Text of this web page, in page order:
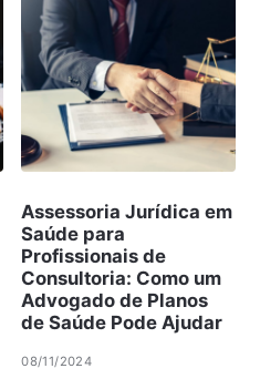
Assessoria Jurídica em
Saúde para
Profissionais de
Consultoria: Como um
Advogado de Planos
de Saúde Pode Ajudar
08/11/2024